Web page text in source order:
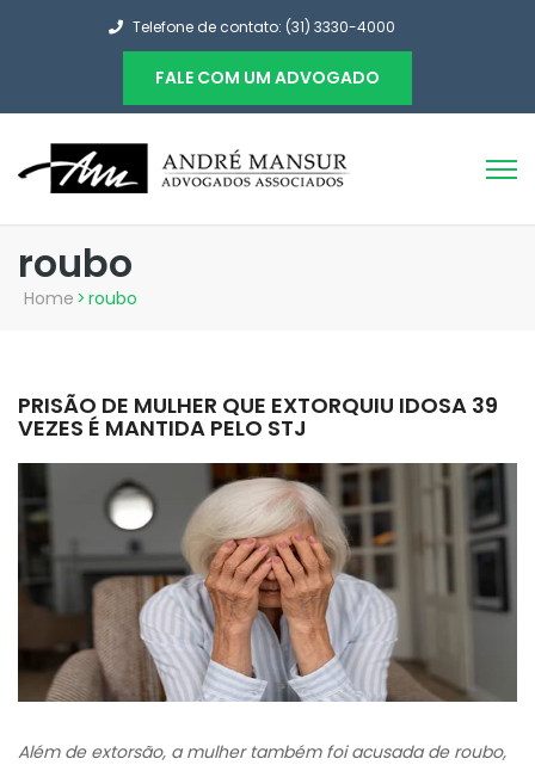
Telefone de contato: (31) 3330-4000
FALE COM UM ADVOGADO
roubo
Home > roubo
PRISÃO DE MULHER QUE EXTORQUIU IDOSA 39
VEZES É MANTIDA PELO STJ
Além de extorsão, a mulher também foi acusada de roubo,